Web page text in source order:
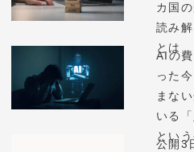
カ国
読み
とは
AIの
った
まな
いる
とい
公開3